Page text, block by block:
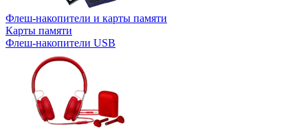
Флеш-накопители и карты памяти
Карты памяти
Флеш-накопители USB